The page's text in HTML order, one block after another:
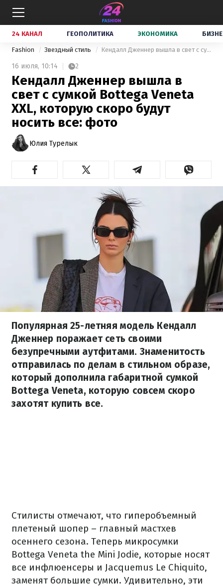
24 КАНАЛ ГЕОПОЛИТИКА ЭКОНОМИКА
Fashion Звездный стиль Кендалл Дженнер вышла в свет с сумкой Bottega Veneta XXL, которую скоро будут носить все: фото
16 июля, 10:14 2
Кендалл Дженнер вышла в
свет с сумкой Bottega Veneta
XXL, которую скоро будут
носить все: фото
Юлия Турелык
Популярная 25-летняя модель Кендалл
Дженнер поражает сеть своими
безупречными аутфитами. Знаменитость
отправилась по делам в стильном образе,
который дополнила габаритной сумкой
Bottega Veneta, которую совсем скоро
захотят купить все.
Стилисты отмечают, что гиперобъемный
плетеный шопер – главный мастхев
осеннего сезона. Теперь микросумки
Bottega Veneta the Mini Jodie, которые носят
все инфлюенсеры и Jacquemus Le Chiquito,
заменят большие сумки. Удивительно, эти